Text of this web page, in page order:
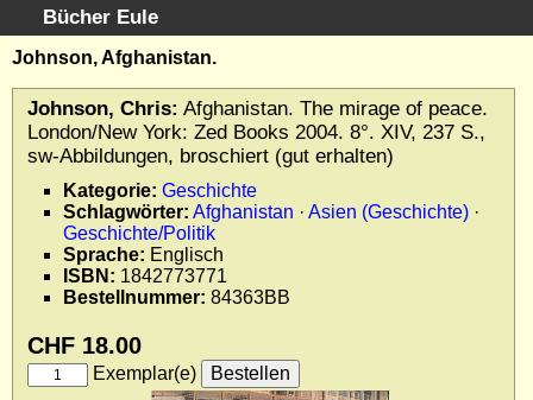
Bücher Eule
Schnellsuche
Startseite
Erweiterte Suche
Kundenservice
Kontakt
Kategorien
Schlagwörter
Gesamtbestand
Kataloge
Warenkorb
Allgemeine Geschäftsbedingungen
Johnson, Afghanistan.
Johnson, Chris: Afghanistan. The mirage of peace.
London/New York: Zed Books 2004. 8°. XIV, 237 S.,
sw-Abbildungen, broschiert (gut erhalten)
Kategorie: Geschichte
Schlagwörter: Afghanistan · Asien (Geschichte) ·
Geschichte/Politik
Sprache: Englisch
ISBN: 1842773771
Bestellnummer: 84363BB
CHF 18.00
Exemplar(e)